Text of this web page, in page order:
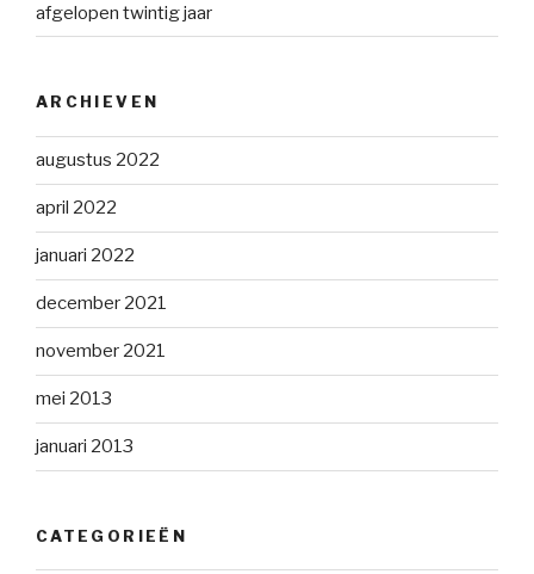
afgelopen twintig jaar
ARCHIEVEN
augustus 2022
april 2022
januari 2022
december 2021
november 2021
mei 2013
januari 2013
CATEGORIEËN